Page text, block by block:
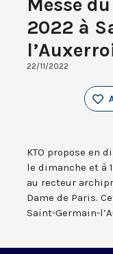
2022 à
22/11/2022
KTO propose en
le dimanche et à
au recteur
Dame de Paris.
Saint-Germain-